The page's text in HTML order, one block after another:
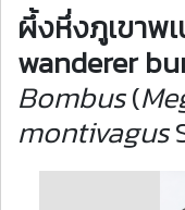
ผึ้งหึ่งภูเขาพ
wanderer
Bombus(
montivagus